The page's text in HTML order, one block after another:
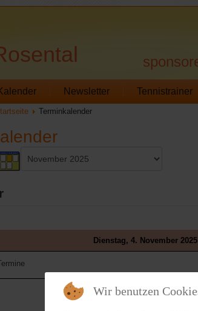
Newsletter Tennistrainer
Terminkalender
Dienstag, 4. November 2025
Wir benutzen